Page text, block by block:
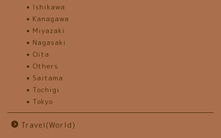
Ishikawa
Kanagawa
Miyazaki
Nagasaki
Oita
Others
Saitama
Tochigi
Tokyo
Travel(World)